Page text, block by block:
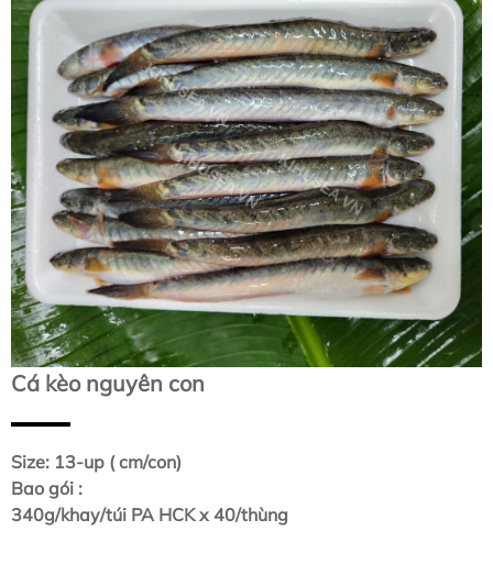
Cá kèo nguyên con
Size: 13-up ( cm/con)
Bao gói :
340g/khay/túi PA HCK x 40/thùng